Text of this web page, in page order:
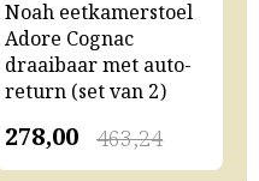
Noah eetkamerstoel
Adore Cognac
draaibaar met auto-
return (set van 2)
463,24
278,00